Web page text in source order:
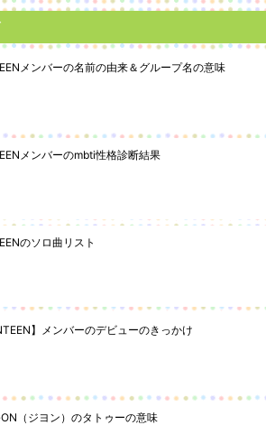
メンバーの名前の由来＆グループ名の意味
メンバーのmbti性格診断結果
のソロ曲リスト
】メンバーのデビューのきっかけ
（ジヨン）のタトゥーの意味